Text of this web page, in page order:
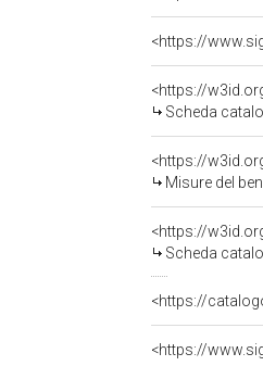
<https://
<https://
Scheda
<https://
Misure del
<https://
Scheda
<https://
<https://